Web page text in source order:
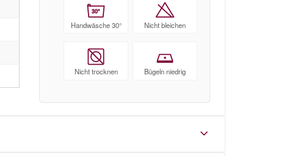
30°
Handwäsche 30° Nicht bleichen
Nicht trocknen Bügeln niedrig